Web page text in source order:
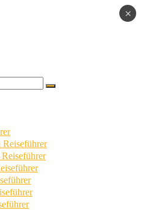
Reiseführer
×